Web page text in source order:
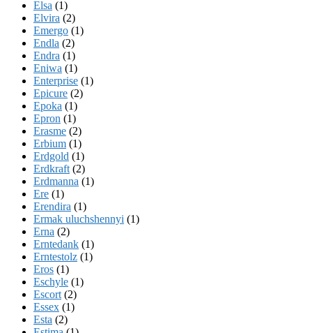
Elsa (1)
Elvira (2)
Emergo (1)
Endla (2)
Endra (1)
Eniwa (1)
Enterprise (1)
Epicure (2)
Epoka (1)
Epron (1)
Erasme (2)
Erbium (1)
Erdgold (1)
Erdkraft (2)
Erdmanna (1)
Ere (1)
Erendira (1)
Ermak uluchshennyi (1)
Erna (2)
Erntedank (1)
Erntestolz (1)
Eros (1)
Eschyle (1)
Escort (2)
Essex (1)
Esta (2)